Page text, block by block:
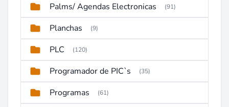
Palms/ Agendas Electronicas (91)
Planchas (9)
PLC (120)
Programador de PIC`s (35)
Programas (61)